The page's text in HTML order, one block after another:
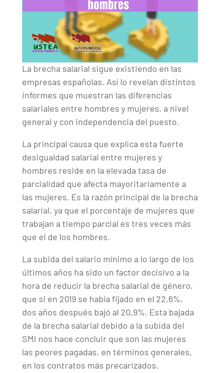
La brecha salarial sigue existiendo en las
empresas españolas. Así lo revelan distintos
informes que muestran las diferencias
salariales entre hombres y mujeres, a nivel
general y con independencia del puesto.
La principal causa que explica esta fuerte
desigualdad salarial entre mujeres y
hombres reside en la elevada tasa de
parcialidad que afecta mayoritariamente a
las mujeres. Es la razón principal de la brecha
salarial, ya que el porcentaje de mujeres que
trabajan a tiempo parcial es tres veces más
que el de los hombres.
La subida del salario mínimo a lo largo de los
últimos años ha sido un factor decisivo a la
hora de reducir la brecha salarial de género,
que si en 2019 se había fijado en el 22,6%,
dos años después bajó al 20,9%. Esta bajada
de la brecha salarial debido a la subida del
SMI nos hace concluir que son las mujeres
las peores pagadas, en términos generales,
en los contratos más precarizados.